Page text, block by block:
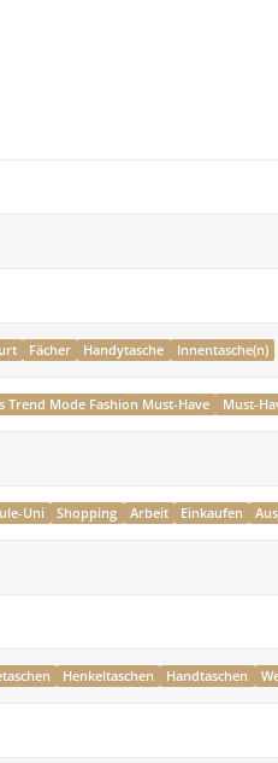
Fächer Handytasche Innentasche(n)
Trend Mode Fashion Must-Have Must-
Uni Shopping Arbeit Einkaufen
Henkeltaschen Handtaschen